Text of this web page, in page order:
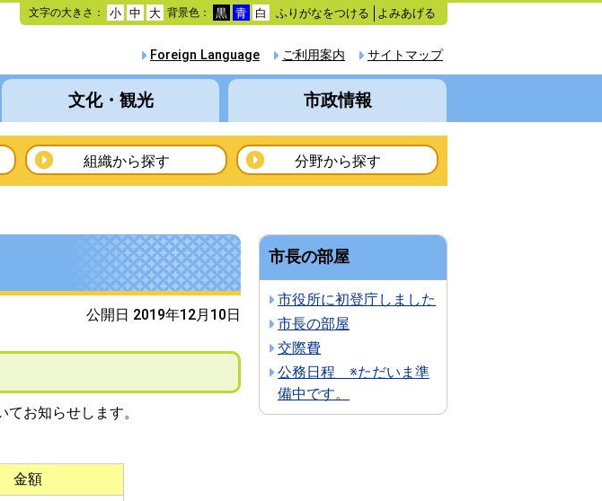
本
文
動
文字の大きさ： 小 中 大 背景色： 黒 青 白 ふりがなをつける よみあげる
サイトマップ
ご利用案内
Foreign Language
文化・観光 市政情報
組織から探す 分野から探す
公開日 2019年12月10日
お知らせします。
金額
市長の部屋
市役所に初登庁しました
市長の部屋
交際費
公務日程 ※ただいま準
備中です。